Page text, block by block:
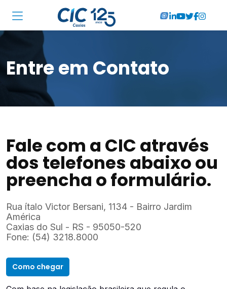
Institucional
Associadas
Soluções
RA CIC Caxias
Eventos
Notícias
Contato
Entre em Contato
Fale com a CIC através
dos telefones abaixo ou
preencha o formulário.
Rua ítalo Victor Bersani, 1134 - Bairro Jardim
América
Caxias do Sul - RS - 95050-520
Fone: (54) 3218.8000
Como chegar